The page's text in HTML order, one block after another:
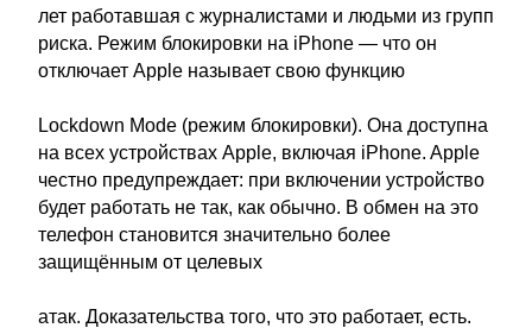
лет работавшая с журналистами и людьми из групп
риска. Режим блокировки на iPhone — что он
отключает Apple называет свою функцию
Lockdown Mode (режим блокировки). Она доступна
на всех устройствах Apple, включая iPhone. Apple
честно предупреждает: при включении устройство
будет работать не так, как обычно. В обмен на это
телефон становится значительно более
защищённым от целевых
атак. Доказательства того, что это работает, есть.